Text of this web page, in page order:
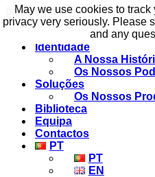
build to flow.
Identidade
A Nossa
Os Nossos
Soluções
Os Nossos
Biblioteca
Equipa
Contactos
PT
PT
EN
May we use cookies to
privacy very seriously. Please
and any
May we use cookies to
privacy very seriously. Please
and any